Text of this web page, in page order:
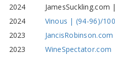
2024
2024
Vinous | (94-96)/
2023
2023